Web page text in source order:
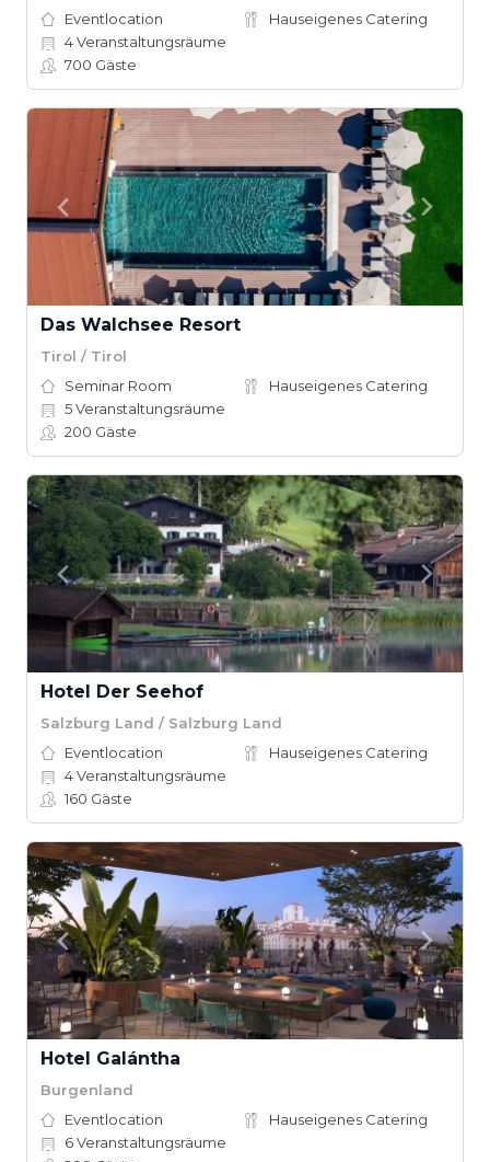
Eventlocation
Hauseigenes Catering
4Veranstaltungsräume
700 Gäste
Das Walchsee Resort
Tirol / Tirol
Seminar Room
Hauseigenes Catering
5Veranstaltungsräume
200 Gäste
Hotel Der Seehof
Salzburg Land / Salzburg Land
Eventlocation
Hauseigenes Catering
4Veranstaltungsräume
160 Gäste
Hotel Galántha
Burgenland
Eventlocation
Hauseigenes Catering
6Veranstaltungsräume